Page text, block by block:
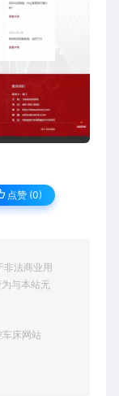
点赞 (0)
非法商业用
与本站无
车床网站